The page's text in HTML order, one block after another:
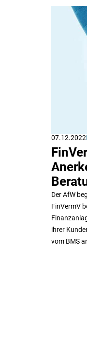
07.12.2022
Der AfW
FinVermV
ihrer
vom BMS